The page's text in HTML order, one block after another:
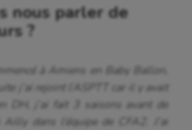
nous parler de
?
à Amiens en Baby Ballon,
j’ai rejoint l’ASPTT car il y avait
DH, j’ai fait 3 saisons avant de
dans l’équipe de CFA2. J’ai